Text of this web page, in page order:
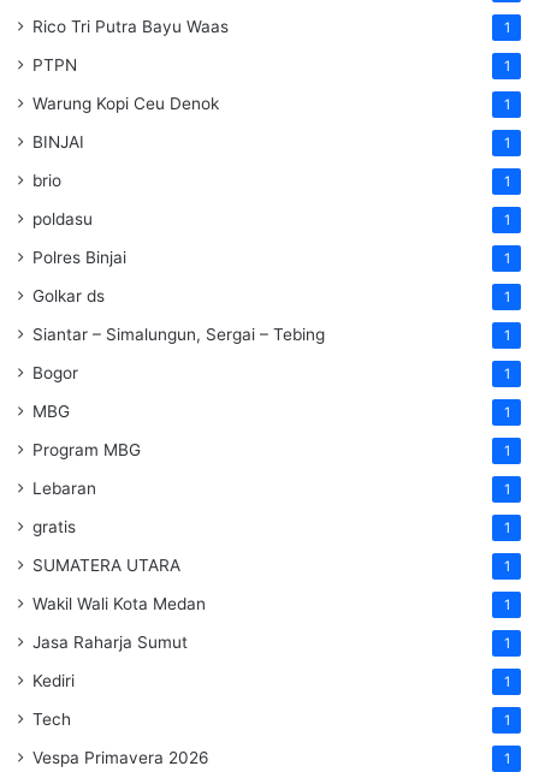
Rico Tri Putra Bayu Waas 1
PTPN 1
Warung Kopi Ceu Denok 1
BINJAI 1
brio 1
poldasu 1
Polres Binjai 1
Golkar ds 1
Siantar – Simalungun, Sergai – Tebing 1
Bogor 1
MBG 1
Program MBG 1
Lebaran 1
gratis 1
SUMATERA UTARA 1
Wakil Wali Kota Medan 1
Jasa Raharja Sumut 1
Kediri 1
Tech 1
Vespa Primavera 2026 1